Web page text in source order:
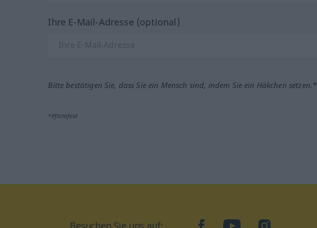
Ihre E-Mail-Adresse (optional)
Bitte bestätigen Sie, dass Sie ein Mensch sind, indem Sie ein Häkchen setzen.*
*Pflichtfeld
facebookYouTubeInstagram